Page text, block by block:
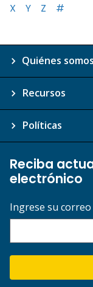
X
Y Z #
Quiénes somos
Recursos
Políticas
Reciba
electrónico
Ingrese su